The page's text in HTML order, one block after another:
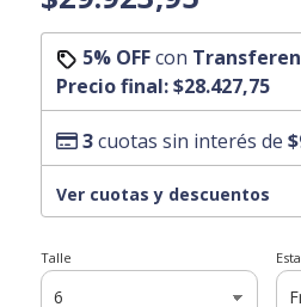
5% OFFcon
Precio final:$28.427,75
3cuotas sin interés de
Ver cuotas y descuentos
Talle